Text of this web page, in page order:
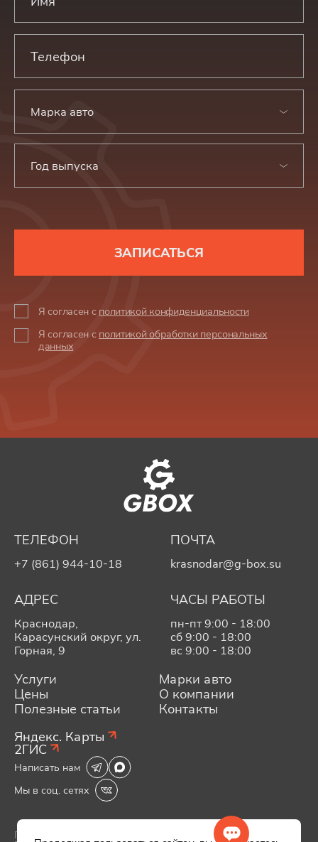
Марка авто
Год выпуска
ЗАПИСАТЬСЯ
Я согласен с политикой конфиденциальности
Я согласен с политикой обработки персональных
данных
ТЕЛЕФОН
+7 (861) 944-10-18
ПОЧТА
krasnodar@g-box.su
АДРЕС
Краснодар,
Карасунский округ, ул.
Горная, 9
ЧАСЫ РАБОТЫ
пн-пт 9:00 - 18:00
сб 9:00 - 18:00
вс 9:00 - 18:00
Услуги
Марки авто
Цены
О компании
Полезные статьи
Контакты
Яндекс. Карты
2ГИС
Написать нам
Мы в соц. сетях
Политика конфиденциальности